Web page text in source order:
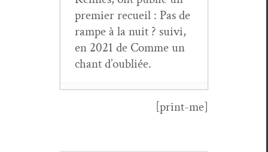
pre­mier recueil : Pas de
rampe à la nuit ? suivi,
en 2021 de Comme un
chant d’oubliée.
Joël-Claude[print-me]